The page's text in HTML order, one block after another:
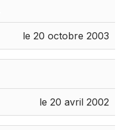
le 20 octobre 2003
le 20 avril 2002